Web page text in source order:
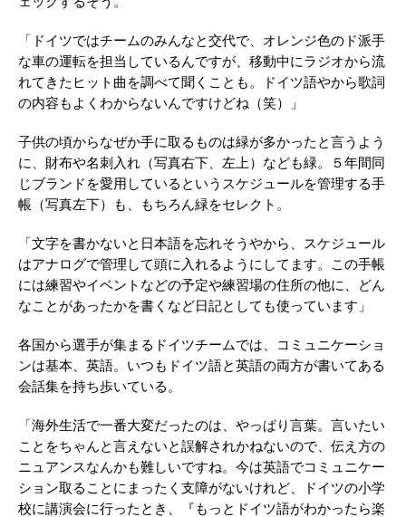
「ドイツではチームのみんなと交代で、オレンジ色のド派手
な車の運転を担当しているんですが、移動中にラジオから流
れてきたヒット曲を調べて聞くことも。ドイツ語やから歌詞
の内容もよくわからないんですけどね（笑）」
子供の頃からなぜか手に取るものは緑が多かったと言うよう
に、財布や名刺入れ（写真右下、左上）なども緑。５年間同
じブランドを愛用しているというスケジュールを管理する手
帳（写真左下）も、もちろん緑をセレクト。
「文字を書かないと日本語を忘れそうやから、スケジュール
はアナログで管理して頭に入れるようにしてます。この手帳
には練習やイベントなどの予定や練習場の住所の他に、どん
なことがあったかを書くなど日記としても使っています」
各国から選手が集まるドイツチームでは、コミュニケーショ
ンは基本、英語。いつもドイツ語と英語の両方が書いてある
会話集を持ち歩いている。
「海外生活で一番大変だったのは、やっぱり言葉。言いたい
ことをちゃんと言えないと誤解されかねないので、伝え方の
ニュアンスなんかも難しいですね。今は英語でコミュニケー
ション取ることにまったく支障がないけれど、ドイツの小学
校に講演会に行ったとき、『もっとドイツ語がわかったら楽